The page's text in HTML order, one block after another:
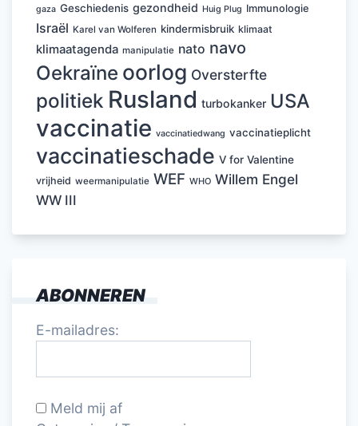
gaza Geschiedenis gezondheid Huig Plug Immunologie
Israël Karel van Wolferen kindermisbruik klimaat
klimaatagenda manipulatie nato navo
Oekraïne oorlog Oversterfte
politiek Rusland turbokanker USA
vaccinatie vaccinatiedwang vaccinatieplicht
vaccinatieschade V for Valentine
vrijheid weermanipulatie WEF WHO Willem Engel
WW III
ABONNEREN
E-mailadres:
Meld mij af